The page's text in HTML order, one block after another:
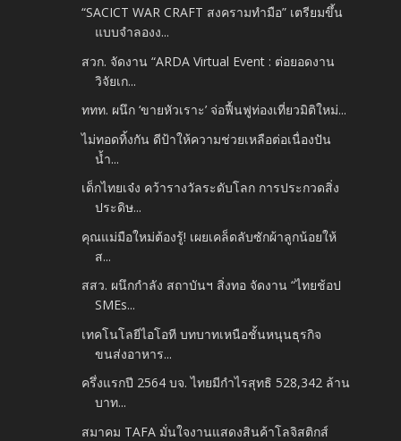
“SACICT WAR CRAFT สงครามทำมือ” เตรียมขึ้น
แบบจำลองง...
สวก. จัดงาน “ARDA Virtual Event : ต่อยอดงาน
วิจัยเก...
ททท. ผนึก ‘ขายหัวเราะ’ จ่อฟื้นฟูท่องเที่ยวมิติใหม่...
ไม่ทอดทิ้งกัน ดีป้าให้ความช่วยเหลือต่อเนื่องปัน
น้ำ...
เด็กไทยเจ๋ง คว้ารางวัลระดับโลก การประกวดสิ่ง
ประดิษ...
คุณแม่มือใหม่ต้องรู้! เผยเคล็ดลับซักผ้าลูกน้อยให้
ส...
สสว. ผนึกกำลัง สถาบันฯ สิ่งทอ จัดงาน “ไทยช้อป
SMEs...
เทคโนโลยีไอโอที บทบาทเหนือชั้นหนุนธุรกิจ
ขนส่งอาหาร...
ครึ่งแรกปี 2564 บจ. ไทยมีกำไรสุทธิ 528,342 ล้าน
บาท...
สมาคม TAFA มั่นใจงานแสดงสินค้าโลจิสติกส์